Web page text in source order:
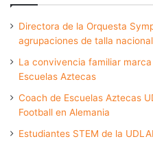
Directora de la Orquesta
agrupaciones de talla
La convivencia familiar
Escuelas Aztecas
Coach de Escuelas Aztecas
Football en Alemania
Estudiantes STEM de la